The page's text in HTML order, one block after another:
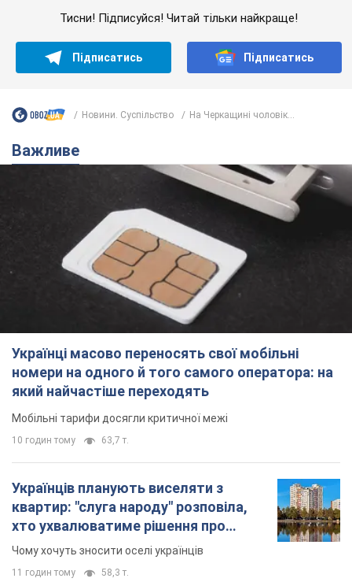
Тисни! Підписуйся! Читай тільки найкраще!
Підписатись Підписатись
Новини. Суспільство На Черкащині чоловік...
Важливе
Українці масово переносять свої мобільні
номери на одного й того самого оператора: на
який найчастіше переходять
Мобільні тарифи досягли критичної межі
10 годин тому 63,7 т.
Українців планують виселяти з
квартир: "слуга народу" розповіла,
хто ухвалюватиме рішення про
знесення будинків
Чому хочуть зносити оселі українців
11 годин тому 58,3 т.